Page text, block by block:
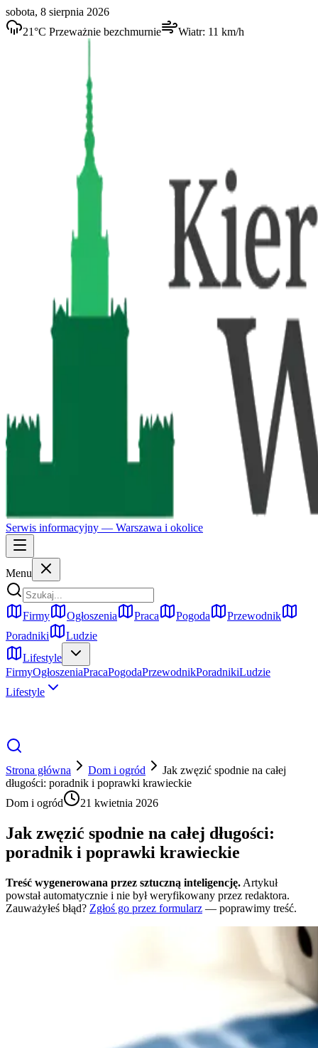
sobota, 8 sierpnia 2026
21°C Przeważnie bezchmurnie Wiatr: 11 km/h
Serwis informacyjny — Warszawa i okolice
Menu
Firmy Ogłoszenia Praca Pogoda
Przewodnik
Poradniki
Ludzie
Lifestyle
FirmyOgłoszeniaPracaPogodaPrzewodnikPoradnikiLudzie
Lifestyle
Strona główna Dom i ogród
Jak zwęzić spodnie na całej
długości: poradnik i poprawki krawieckie
Dom i ogród
21 kwietnia 2026
Jak zwęzić spodnie na całej długości:
poradnik i poprawki krawieckie
Treść wygenerowana przez sztuczną inteligencję. Artykuł
powstał automatycznie i nie był weryfikowany przez redaktora.
Zauważyłeś błąd? Zgłoś go przez formularz — poprawimy treść.